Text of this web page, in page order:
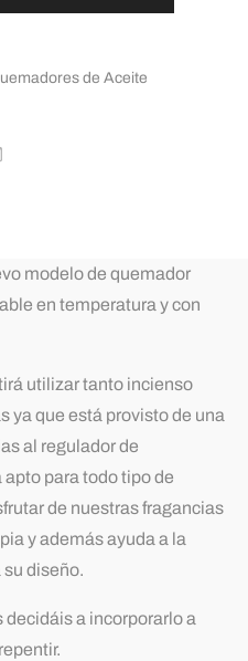
de Aceite
modelo de quemador
en temperatura y con
utilizar tanto incienso
ya que está provisto de una
al regulador de
para todo tipo de
de nuestras fragancias
y además ayuda a la
diseño.
decidáis a incorporarlo a